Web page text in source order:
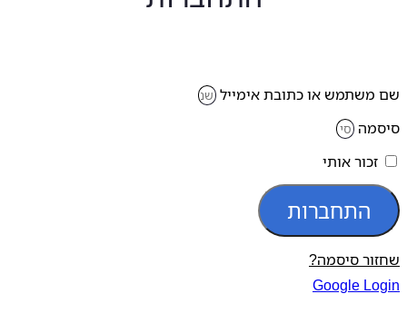
או כתובת אימייל
זכור אותי
התחברות
סיסמה?
Google